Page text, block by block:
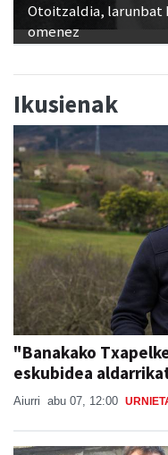
Otoitzaldia, larunbat
omenez
Ikusienak
"Banakako
eskubidea
Aiurri abu 07, 12:00